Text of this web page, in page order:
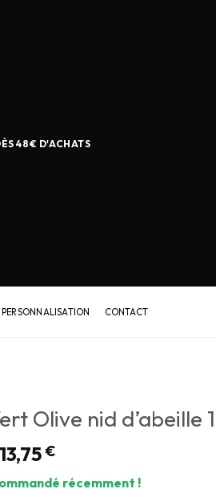
48€ D'ACHATS
PERSONNALISATION CONTACT
Olive nid d’abeille
13,75€
récemment !